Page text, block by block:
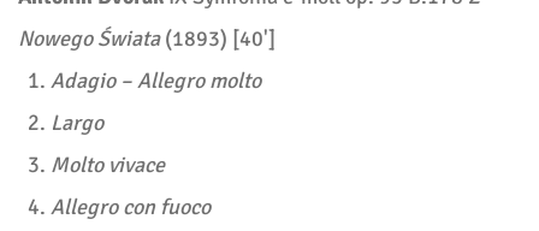
Nowego Świata(1893) [40']
Adagio – Allegro molto
Largo
Molto vivace
Allegro con fuoco